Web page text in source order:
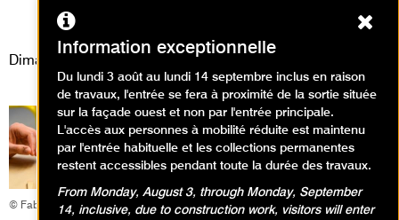
Animations / Créer en famille
Dimanche 30 août 2026
© Fabrice Gaboriau
Information exceptionnelle
Du lundi 3 août au lundi 14 septembre inclus en raison
de travaux, l'entrée se fera à proximité de la sortie située
sur la façade ouest et non par l'entrée principale.
L'accès aux personnes à mobilité réduite est maintenu
par l'entrée habituelle et les collections permanentes
restent accessibles pendant toute la durée des travaux.
From Monday, August 3, through Monday, September
14, inclusive, due to construction work, visitors will enter